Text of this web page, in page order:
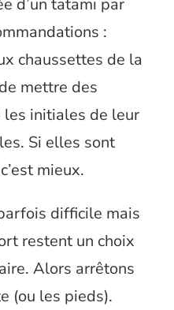
d’un tatami par
:
chaussettes de la
mettre des
les initiales de leur
Si elles sont
mieux.
difficile mais
restent un choix
Alors arrêtons
(ou les pieds).